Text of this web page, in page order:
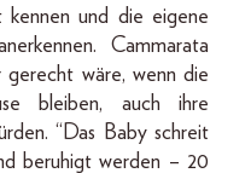
und die eigene
Cammarata
gerecht wäre, wenn die
bleiben, auch ihre
“Das Baby schreit
beruhigt werden – 20